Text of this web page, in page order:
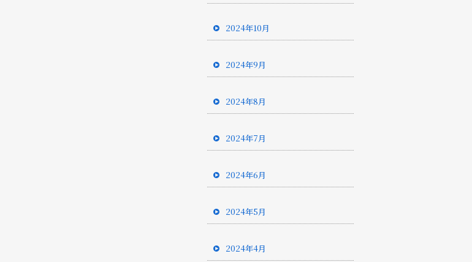
2024年10月
2024年9月
2024年8月
2024年7月
2024年6月
2024年5月
2024年4月